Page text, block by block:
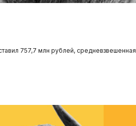
757,7 млн рублей, средневзвешенная